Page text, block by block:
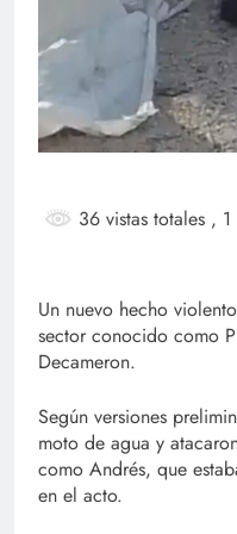
36 vistas totales ,
Un nuevo hecho
sector conocido como
Decameron.
Según versiones
moto de agua y
como Andrés, que
en el acto.